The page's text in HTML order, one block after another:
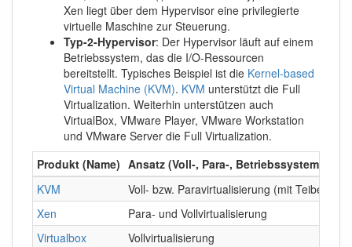
Xen liegt über dem Hypervisor eine privilegierte
virtuelle Maschine zur Steuerung.
Typ-2-Hypervisor: Der Hypervisor läuft auf einem
Betriebssystem, das die I/O-Ressourcen
bereitstellt. Typisches Beispiel ist die Kernel-based
Virtual Machine (KVM). KVM unterstützt die Full
Virtualization. Weiterhin unterstützen auch
VirtualBox, VMware Player, VMware Workstation
und VMware Server die Full Virtualization.
Produkt (Name) Ansatz (Voll-, Para-,
KVM
Voll- bzw. Paravirtualisierung (mit Teibern im
Xen
Para- und Vollvirtualisierung
Virtualbox
Vollvirtualisierung